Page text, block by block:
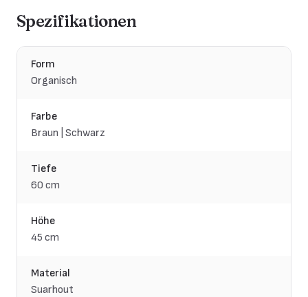
Spezifikationen
Form
Organisch
Farbe
Braun | Schwarz
Tiefe
60 cm
Höhe
45 cm
Material
Suarhout